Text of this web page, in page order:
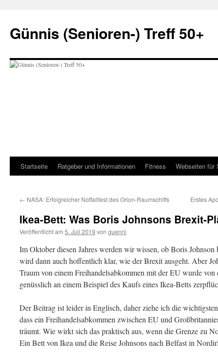
springen
Günnis (Senioren-) Treff 50+
Startseite Ratgeber und Informationen Fitness Webseiten für
← NASA: Erfolgreicher Notfalltest des Orion-Raumschiffs Erstes
Ikea-Bett: Was Boris Johnsons Brexit-
Veröffentlicht am 5. Juli 2019 von guenni
Im Oktober diesen Jahres werden wir wissen, ob Boris
wird dann auch hoffentlich klar, wie der Brexit ausgeht. Aber
Traum von einem Freihandelsabkommen mit der EU wurde
genüsslich an einem Beispiel des Kaufs eines Ikea-Betts
Der Beitrag ist leider in Englisch, daher ziehe ich die
dass ein Freihandelsabkommen zwischen EU und
träumt. Wie wirkt sich das praktisch aus, wenn die Grenze zu
Ein Bett von Ikea und die Reise Johnsons nach Belfast in